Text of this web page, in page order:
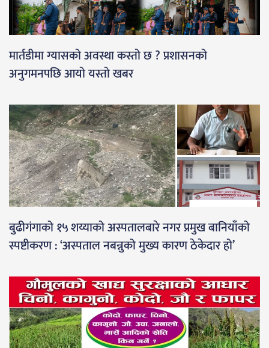
मार्तडीमा ग्यासको अवस्था कस्तो छ ? प्रशासनको
अनुगमनपछि आयो यस्तो खबर
बुढीगंगाको १५ शय्याको अस्पतालबारे नगर प्रमुख बानियाँको
स्पष्टीकरण : ‘अस्पताल नबन्नुको मुख्य कारण ठेकेदार हो’